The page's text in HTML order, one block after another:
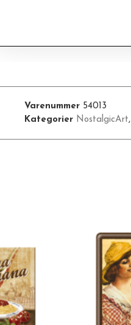
Varenummer 54013
Kategorier NostalgicArt,